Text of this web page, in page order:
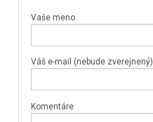
Vaše meno
Váš e-mail (nebude zverejnený)
Komentáre